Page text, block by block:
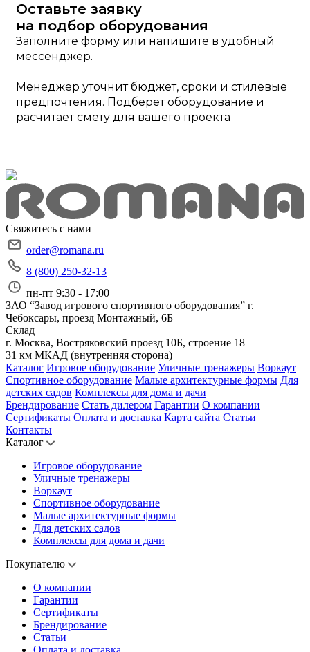
Оставьте заявку
на подбор оборудования
Заполните форму или напишите в удобный
мессенджер.
Менеджер уточнит бюджет, сроки и стилевые
предпочтения. Подберет оборудование и
расчитает смету для вашего проекта
Свяжитесь с нами
order@romana.ru
8 (800) 250-32-13
пн-пт 9:30 - 17:00
ЗАО “Завод игрового спортивного оборудования” г.
Чебоксары, проезд Монтажный, 6Б
Склад
г. Москва, Востряковский проезд 10Б, строение 18
31 км МКАД (внутренняя сторона)
Каталог Игровое оборудование Уличные тренажеры Воркаут
Спортивное оборудование Малые архитектурные формы Для
детских садов Комплексы для дома и дачи
Брендирование Стать дилером Гарантии О компании
Сертификаты Оплата и доставка Карта сайта Статьи
Контакты
Каталог
Игровое оборудование
Уличные тренажеры
Воркаут
Спортивное оборудование
Малые архитектурные формы
Для детских садов
Комплексы для дома и дачи
Покупателю
О компании
Гарантии
Сертификаты
Брендирование
Статьи
Оплата и доставка